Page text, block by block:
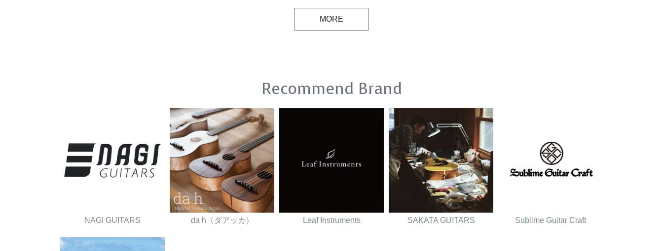
MORE
Recommend Brand
NAGI GUITARS da h（ダアッカ） Leaf Instruments SAKATA GUITARS Sublime Guitar Craft